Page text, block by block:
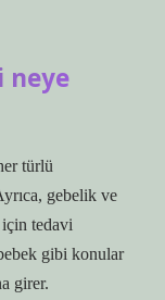
neye
türlü
gebelik ve
tedavi
gibi konular
girer.